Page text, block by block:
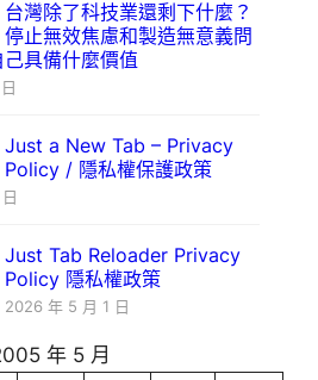
台灣除了科技業還剩下什麼？
停止無效焦慮和製造無意義問
具備什麼價值
Just a New Tab – Privacy
Policy / 隱私權保護政策
Just Tab Reloader Privacy
Policy 隱私權政策
2026 年 5 月 1 日
年 5 月